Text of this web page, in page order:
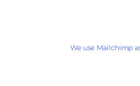
We use Mailchimp